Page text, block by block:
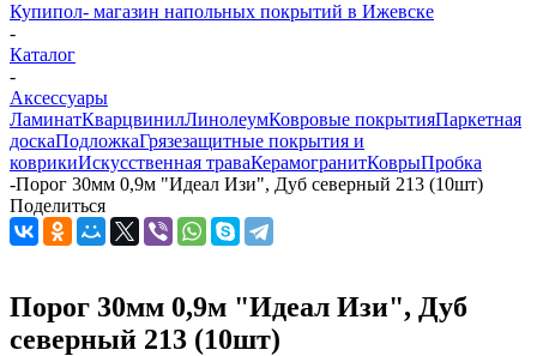
Купипол- магазин напольных покрытий в Ижевске
-
Каталог
-
Аксессуары
ЛаминатКварцвинилЛинолеумКовровые покрытияПаркетная
доскаПодложкаГрязезащитные покрытия и
коврикиИскусственная траваКерамогранитКоврыПробка
-Порог 30мм 0,9м "Идеал Изи", Дуб северный 213 (10шт)
Поделиться
Порог 30мм 0,9м "Идеал Изи", Дуб
северный 213 (10шт)